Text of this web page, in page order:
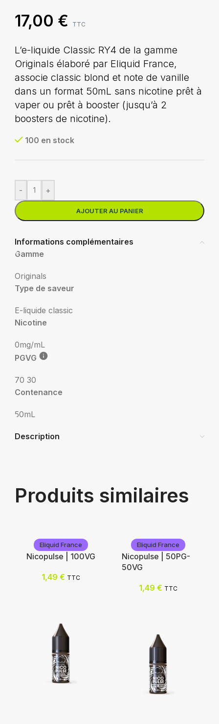
17,00 € TTC
L’e-liquide Classic RY4 de la gamme
Originals élaboré par Eliquid France,
associe classic blond et note de vanille
dans un format 50mL sans nicotine prêt à
vaper ou prêt à booster (jusqu’à 2
boosters de nicotine).
100 en stock
- +
AJOUTER AU PANIER
Informations complémentaires
Gamme
Originals
Type de saveur
E-liquide classic
Nicotine
0mg/mL
PGVG
70 30
Contenance
50mL
Description
Produits similaires
Eliquid France
Nicopulse | 100VG
1,49 € TTC
Eliquid France
Nicopulse | 50PG-
50VG
1,49 € TTC